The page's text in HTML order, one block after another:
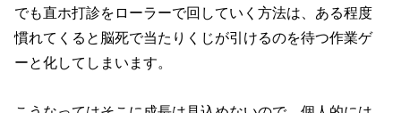
でも直ホ打診をローラーで回していく方法は、ある程度
慣れてくると脳死で当たりくじが引けるのを待つ作業ゲ
ーと化してしまいます。